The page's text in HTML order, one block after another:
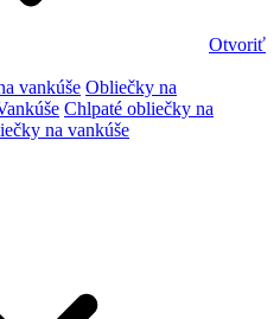
Otvoriť
vankúše Obliečky na
Chlpaté obliečky na
na vankúše